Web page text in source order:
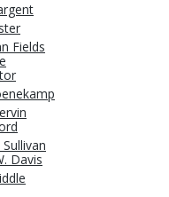
Fields
Sullivan
Davis